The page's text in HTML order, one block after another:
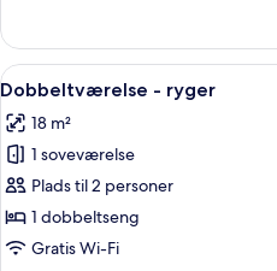
Indlæs
alle
billeder
af
Dobbeltværelse
-
ryger
7
Dobbeltværelse - ryger
18 m²
1 soveværelse
Plads til 2 personer
1 dobbeltseng
Gratis Wi-Fi